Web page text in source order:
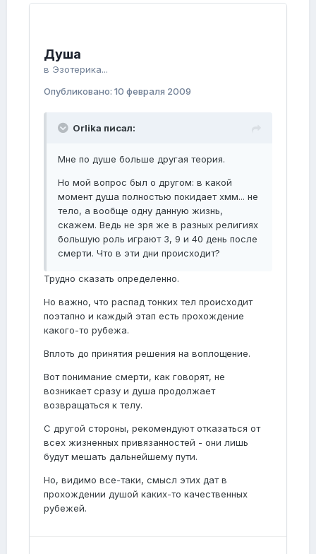
Душа
в Эзотерика...
Опубликовано: 10 февраля 2009
Orlika писал:
Мне по душе больше другая теория.
Но мой вопрос был о другом: в какой
момент душа полностью покидает хмм... не
тело, а вообще одну данную жизнь,
скажем. Ведь не зря же в разных религиях
большую роль играют 3, 9 и 40 день после
смерти. Что в эти дни происходит?
Трудно сказать определенно.
Но важно, что распад тонких тел происходит
поэтапно и каждый этап есть прохождение
какого-то рубежа.
Вплоть до принятия решения на воплощение.
Вот понимание смерти, как говорят, не
возникает сразу и душа продолжает
возвращаться к телу.
С другой стороны, рекомендуют отказаться от
всех жизненных привязанностей - они лишь
будут мешать дальнейшему пути.
Но, видимо все-таки, смысл этих дат в
прохождении душой каких-то качественных
рубежей.